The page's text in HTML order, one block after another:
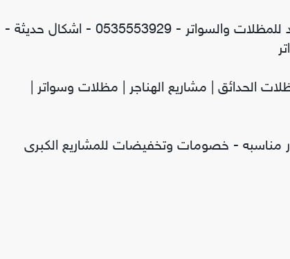
سواتر ومظلات الاختيار الاول - عروض حصريه وخصومات جديد للمظلات والسواتر - 0535553929 - اشكال حديثة -
الحدائق | مشاريع الهناجر | مظلات وسواتر |
مناسبه - خصومات وتخفيضات للمشاريع الكبرى